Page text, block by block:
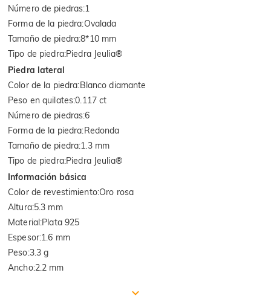
Número de piedras:1
Forma de la piedra:Ovalada
Tamaño de piedra:8*10 mm
Tipo de piedra:Piedra Jeulia®
Piedra lateral
Color de la piedra:Blanco diamante
Peso en quilates:0.117 ct
Número de piedras:6
Forma de la piedra:Redonda
Tamaño de piedra:1.3 mm
Tipo de piedra:Piedra Jeulia®
Información básica
Color de revestimiento:Oro rosa
Altura:5.3 mm
Material:Plata 925
Espesor:1.6 mm
Peso:3.3 g
Ancho:2.2 mm